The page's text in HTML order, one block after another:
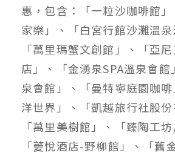
惠，包含：「一粒沙咖啡館
家樂」、「白宮行館沙灘溫泉
「萬里瑪蟹文創館」、「亞
店」、「金湧泉SPA溫泉會館
泉會館」、「曼特寧庭園咖
洋世界」、「凱越旅行社股份
「萬里美樹館」、「臻陶工
「薆悅酒店-野柳館」、「舊